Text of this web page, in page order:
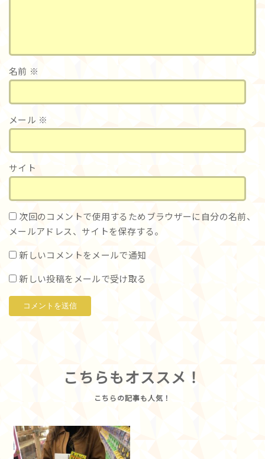
名前 ※
メール ※
サイト
次回のコメントで使用するためブラウザーに自分の名前、
メールアドレス、サイトを保存する。
新しいコメントをメールで通知
新しい投稿をメールで受け取る
こちらもオススメ！